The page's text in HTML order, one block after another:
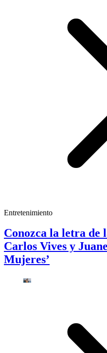
Entretenimiento
Conozca la letra de
Carlos Vives y
Mujeres’